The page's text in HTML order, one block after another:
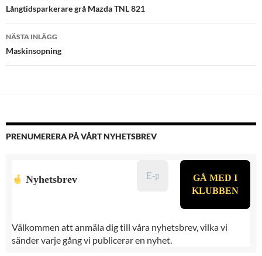
Inläggsnavigering
Långtidsparkerare grå Mazda TNL 821
NÄSTA INLÄGG
Maskinsopning
PRENUMERERA PÅ VÅRT NYHETSBREV
Nyhetsbrev
Välkommen att anmäla dig till våra nyhetsbrev, vilka vi
sänder varje gång vi publicerar en nyhet.